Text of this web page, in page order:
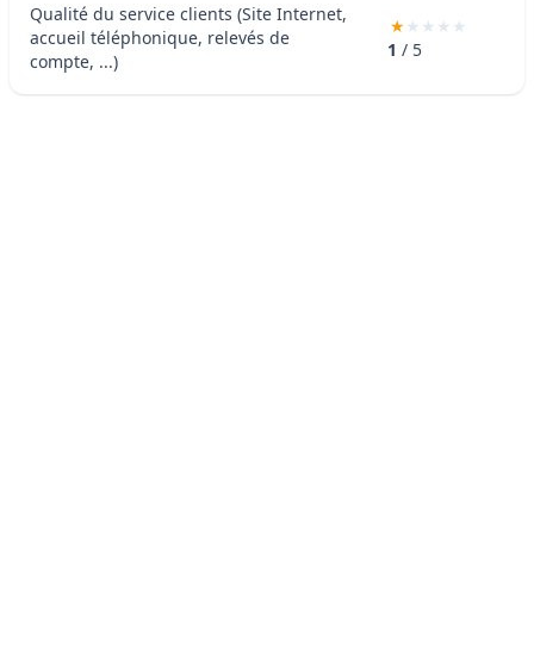
Qualité du service clients (Site Internet,
accueil téléphonique, relevés de
compte, ...)
1 / 5